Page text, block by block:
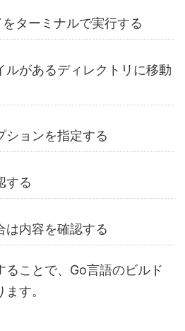
ターミナルで実行する
ルがあるディレクトリに移動
ションを指定する
する
は内容を確認する
ることで、Go言語のビルド
す。